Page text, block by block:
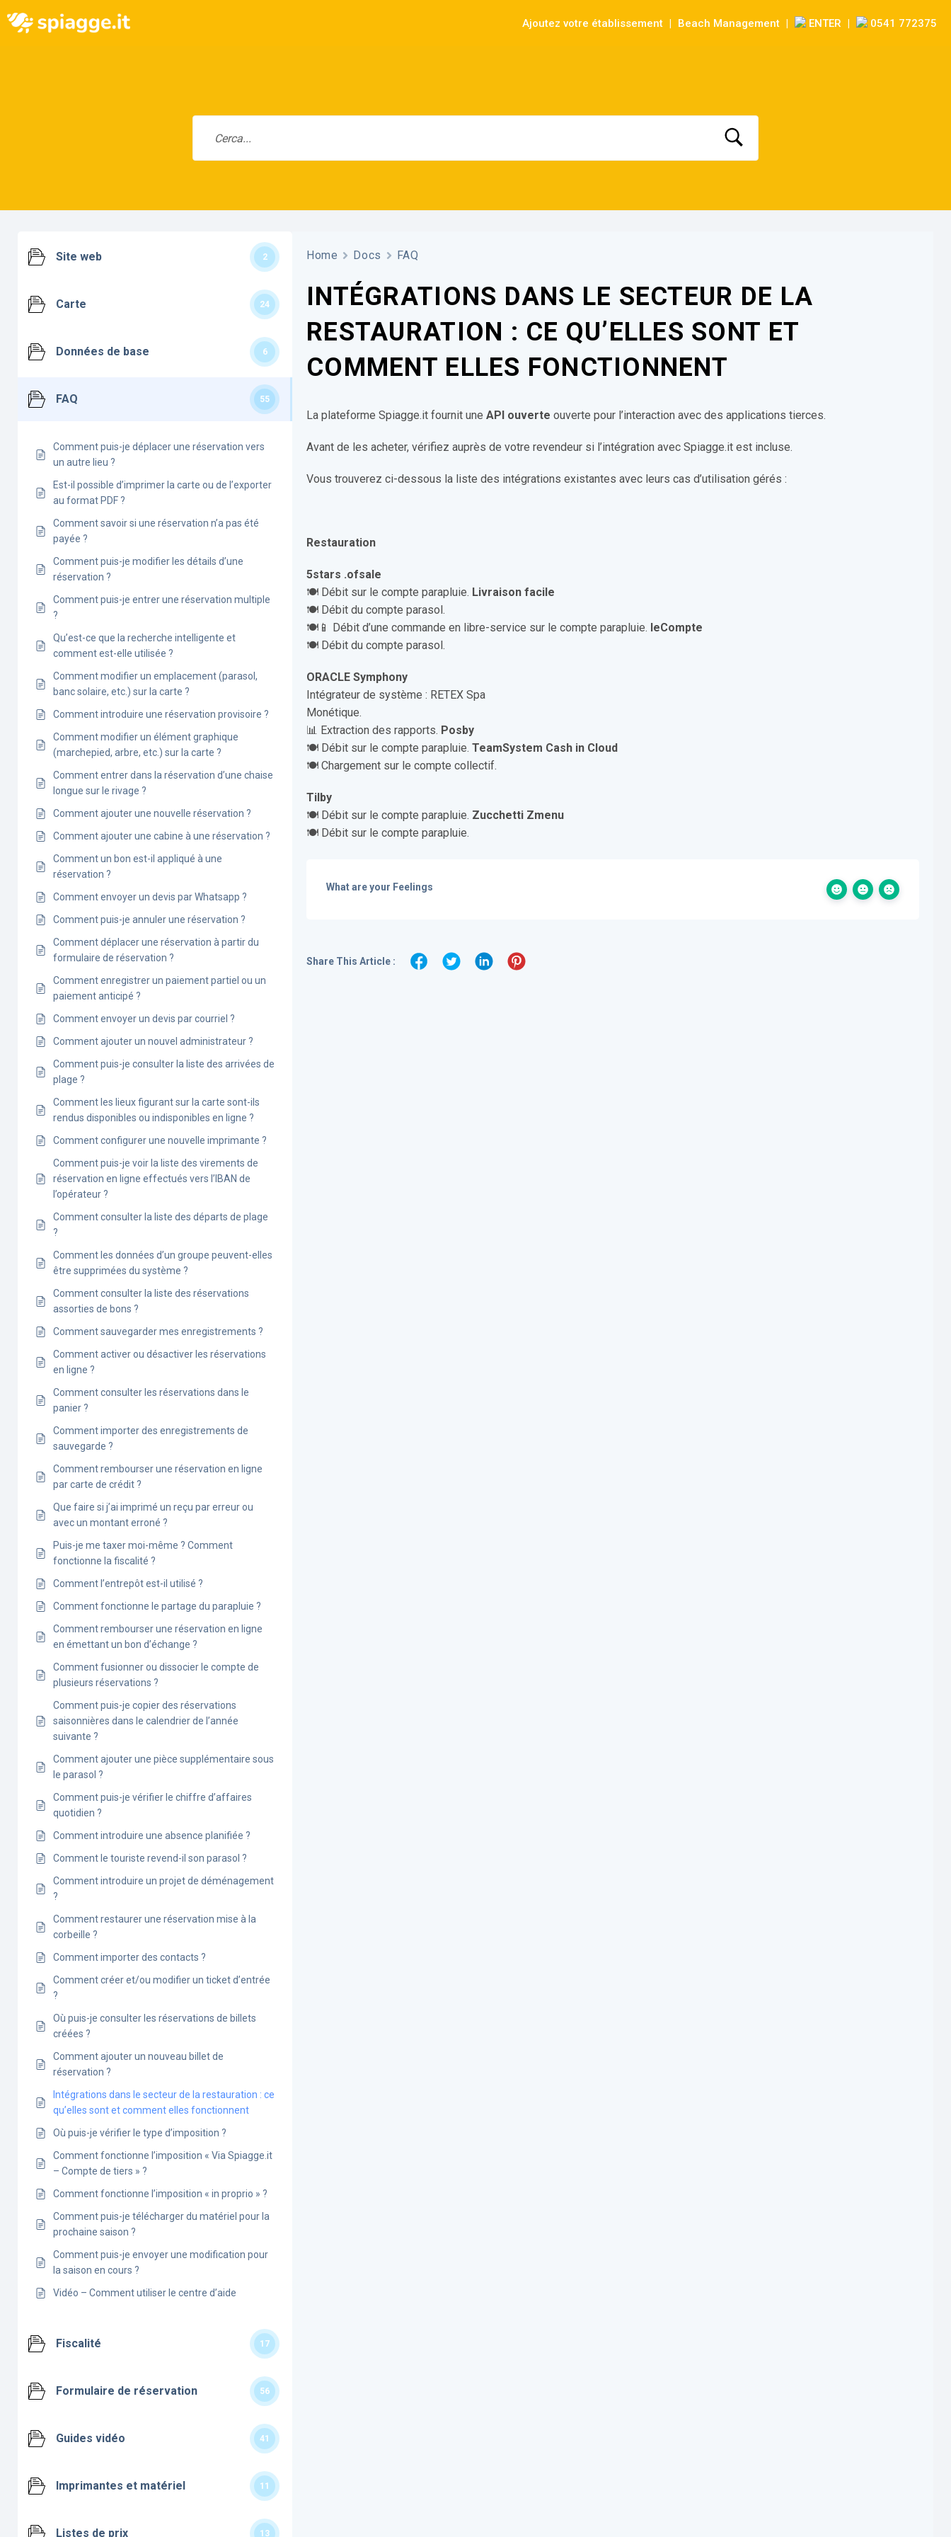
Ajoutez votre établissement Beach Management ENTER 0541 772375
Site web 2
Carte 24
Données de base 6
FAQ 55
Comment puis-je déplacer une réservation vers
un autre lieu ?
Est-il possible d’imprimer la carte ou de l’exporter
au format PDF ?
Comment savoir si une réservation n’a pas été
payée ?
Comment puis-je modifier les détails d’une
réservation ?
Comment puis-je entrer une réservation multiple
?
Qu’est-ce que la recherche intelligente et
comment est-elle utilisée ?
Comment modifier un emplacement (parasol,
banc solaire, etc.) sur la carte ?
Comment introduire une réservation provisoire ?
Comment modifier un élément graphique
(marchepied, arbre, etc.) sur la carte ?
Comment entrer dans la réservation d’une chaise
longue sur le rivage ?
Comment ajouter une nouvelle réservation ?
Comment ajouter une cabine à une réservation ?
Comment un bon est-il appliqué à une
réservation ?
Comment envoyer un devis par Whatsapp ?
Comment puis-je annuler une réservation ?
Comment déplacer une réservation à partir du
formulaire de réservation ?
Comment enregistrer un paiement partiel ou un
paiement anticipé ?
Comment envoyer un devis par courriel ?
Comment ajouter un nouvel administrateur ?
Comment puis-je consulter la liste des arrivées de
plage ?
Comment les lieux figurant sur la carte sont-ils
rendus disponibles ou indisponibles en ligne ?
Comment configurer une nouvelle imprimante ?
Comment puis-je voir la liste des virements de
réservation en ligne effectués vers l’IBAN de
l’opérateur ?
Comment consulter la liste des départs de plage
?
Comment les données d’un groupe peuvent-elles
être supprimées du système ?
Comment consulter la liste des réservations
assorties de bons ?
Comment sauvegarder mes enregistrements ?
Comment activer ou désactiver les réservations
en ligne ?
Comment consulter les réservations dans le
panier ?
Comment importer des enregistrements de
sauvegarde ?
Comment rembourser une réservation en ligne
par carte de crédit ?
Que faire si j’ai imprimé un reçu par erreur ou
avec un montant erroné ?
Puis-je me taxer moi-même ? Comment
fonctionne la fiscalité ?
Comment l’entrepôt est-il utilisé ?
Comment fonctionne le partage du parapluie ?
Comment rembourser une réservation en ligne
en émettant un bon d’échange ?
Comment fusionner ou dissocier le compte de
plusieurs réservations ?
Comment puis-je copier des réservations
saisonnières dans le calendrier de l’année
suivante ?
Comment ajouter une pièce supplémentaire sous
le parasol ?
Comment puis-je vérifier le chiffre d’affaires
quotidien ?
Comment introduire une absence planifiée ?
Comment le touriste revend-il son parasol ?
Comment introduire un projet de déménagement
?
Comment restaurer une réservation mise à la
corbeille ?
Comment importer des contacts ?
Comment créer et/ou modifier un ticket d’entrée
?
Où puis-je consulter les réservations de billets
créées ?
Comment ajouter un nouveau billet de
réservation ?
Intégrations dans le secteur de la restauration : ce
qu’elles sont et comment elles fonctionnent
Où puis-je vérifier le type d’imposition ?
Comment fonctionne l’imposition « Via Spiagge.it
– Compte de tiers » ?
Comment fonctionne l’imposition « in proprio » ?
Comment puis-je télécharger du matériel pour la
prochaine saison ?
Comment puis-je envoyer une modification pour
la saison en cours ?
Vidéo – Comment utiliser le centre d’aide
Fiscalité 17
Formulaire de réservation 56
Guides vidéo 41
Imprimantes et matériel 11
Listes de prix 13
Home Docs FAQ
INTÉGRATIONS DANS LE SECTEUR DE LA
RESTAURATION : CE QU’ELLES SONT ET
COMMENT ELLES FONCTIONNENT
La plateforme Spiagge.it fournit uneAPI ouverteouverte pour l’interaction avec des applications tierces.
Avant de les acheter, vérifiez auprès de votre revendeur si l’intégration avec Spiagge.it est incluse.
Vous trouverez ci-dessous la liste des intégrations existantes avec leurs cas d’utilisation gérés :
Restauration
5stars .ofsale
🍽️ Débit sur le compte parapluie. Livraison facile
🍽️ Débit du compte parasol.
🍽️📱 Débit d’une commande en libre-service sur le compte parapluie. leCompte
🍽️ Débit du compte parasol.
ORACLE Symphony
Intégrateur de système : RETEX Spa
Monétique.
📊 Extraction des rapports. Posby
🍽️ Débit sur le compte parapluie. TeamSystem Cash in Cloud
🍽️ Chargement sur le compte collectif.
Tilby
🍽️ Débit sur le compte parapluie. Zucchetti Zmenu
🍽️ Débit sur le compte parapluie.
What are your Feelings
Share This Article :